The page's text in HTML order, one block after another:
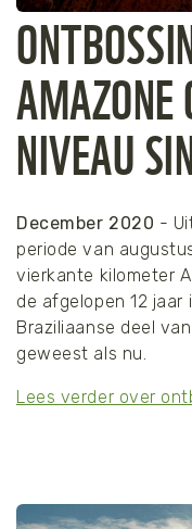
AMAZONE
NIVEAU
December 2020 -
periode van
vierkante kilometer
de afgelopen 12
Braziliaanse deel
geweest als nu.
Lees verder over